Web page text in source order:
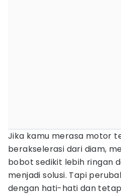
Jika kamu merasa motor
berakselerasi dari diam,
bobot sedikit lebih ringan
menjadi solusi. Tapi
dengan hati-hati dan